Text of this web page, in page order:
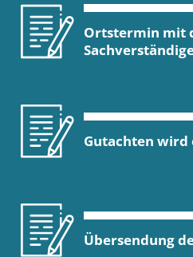
Ortstermin mit
Gutachten
Übersendung